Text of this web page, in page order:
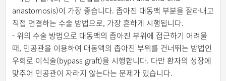
anastomosis)이 가장 좋습니다. 좁아진 대동맥 부분을 잘라내고
직접 연결하는 수술 방법으로, 가장 흔하게 시행됩니다.
- 위의 수술 방법으로 대동맥의 좁아진 부위에 접근하기 어려울
때, 인공관을 이용하여 대동맥의 좁아진 부위를 건너뛰는 방법인
우회로 이식술(bypass graft)을 시행합니다. 다만 환자의 성장에
맞추어 인공관이 자라지 않는다는 문제가 있습니다.